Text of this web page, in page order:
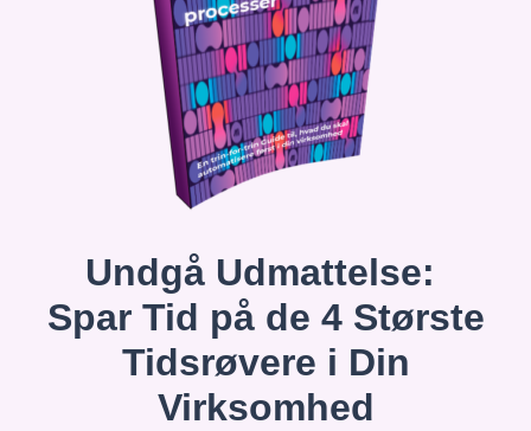
Undgå Udmattelse:
Spar Tid på de 4 Største
Tidsrøvere i Din
Virksomhed